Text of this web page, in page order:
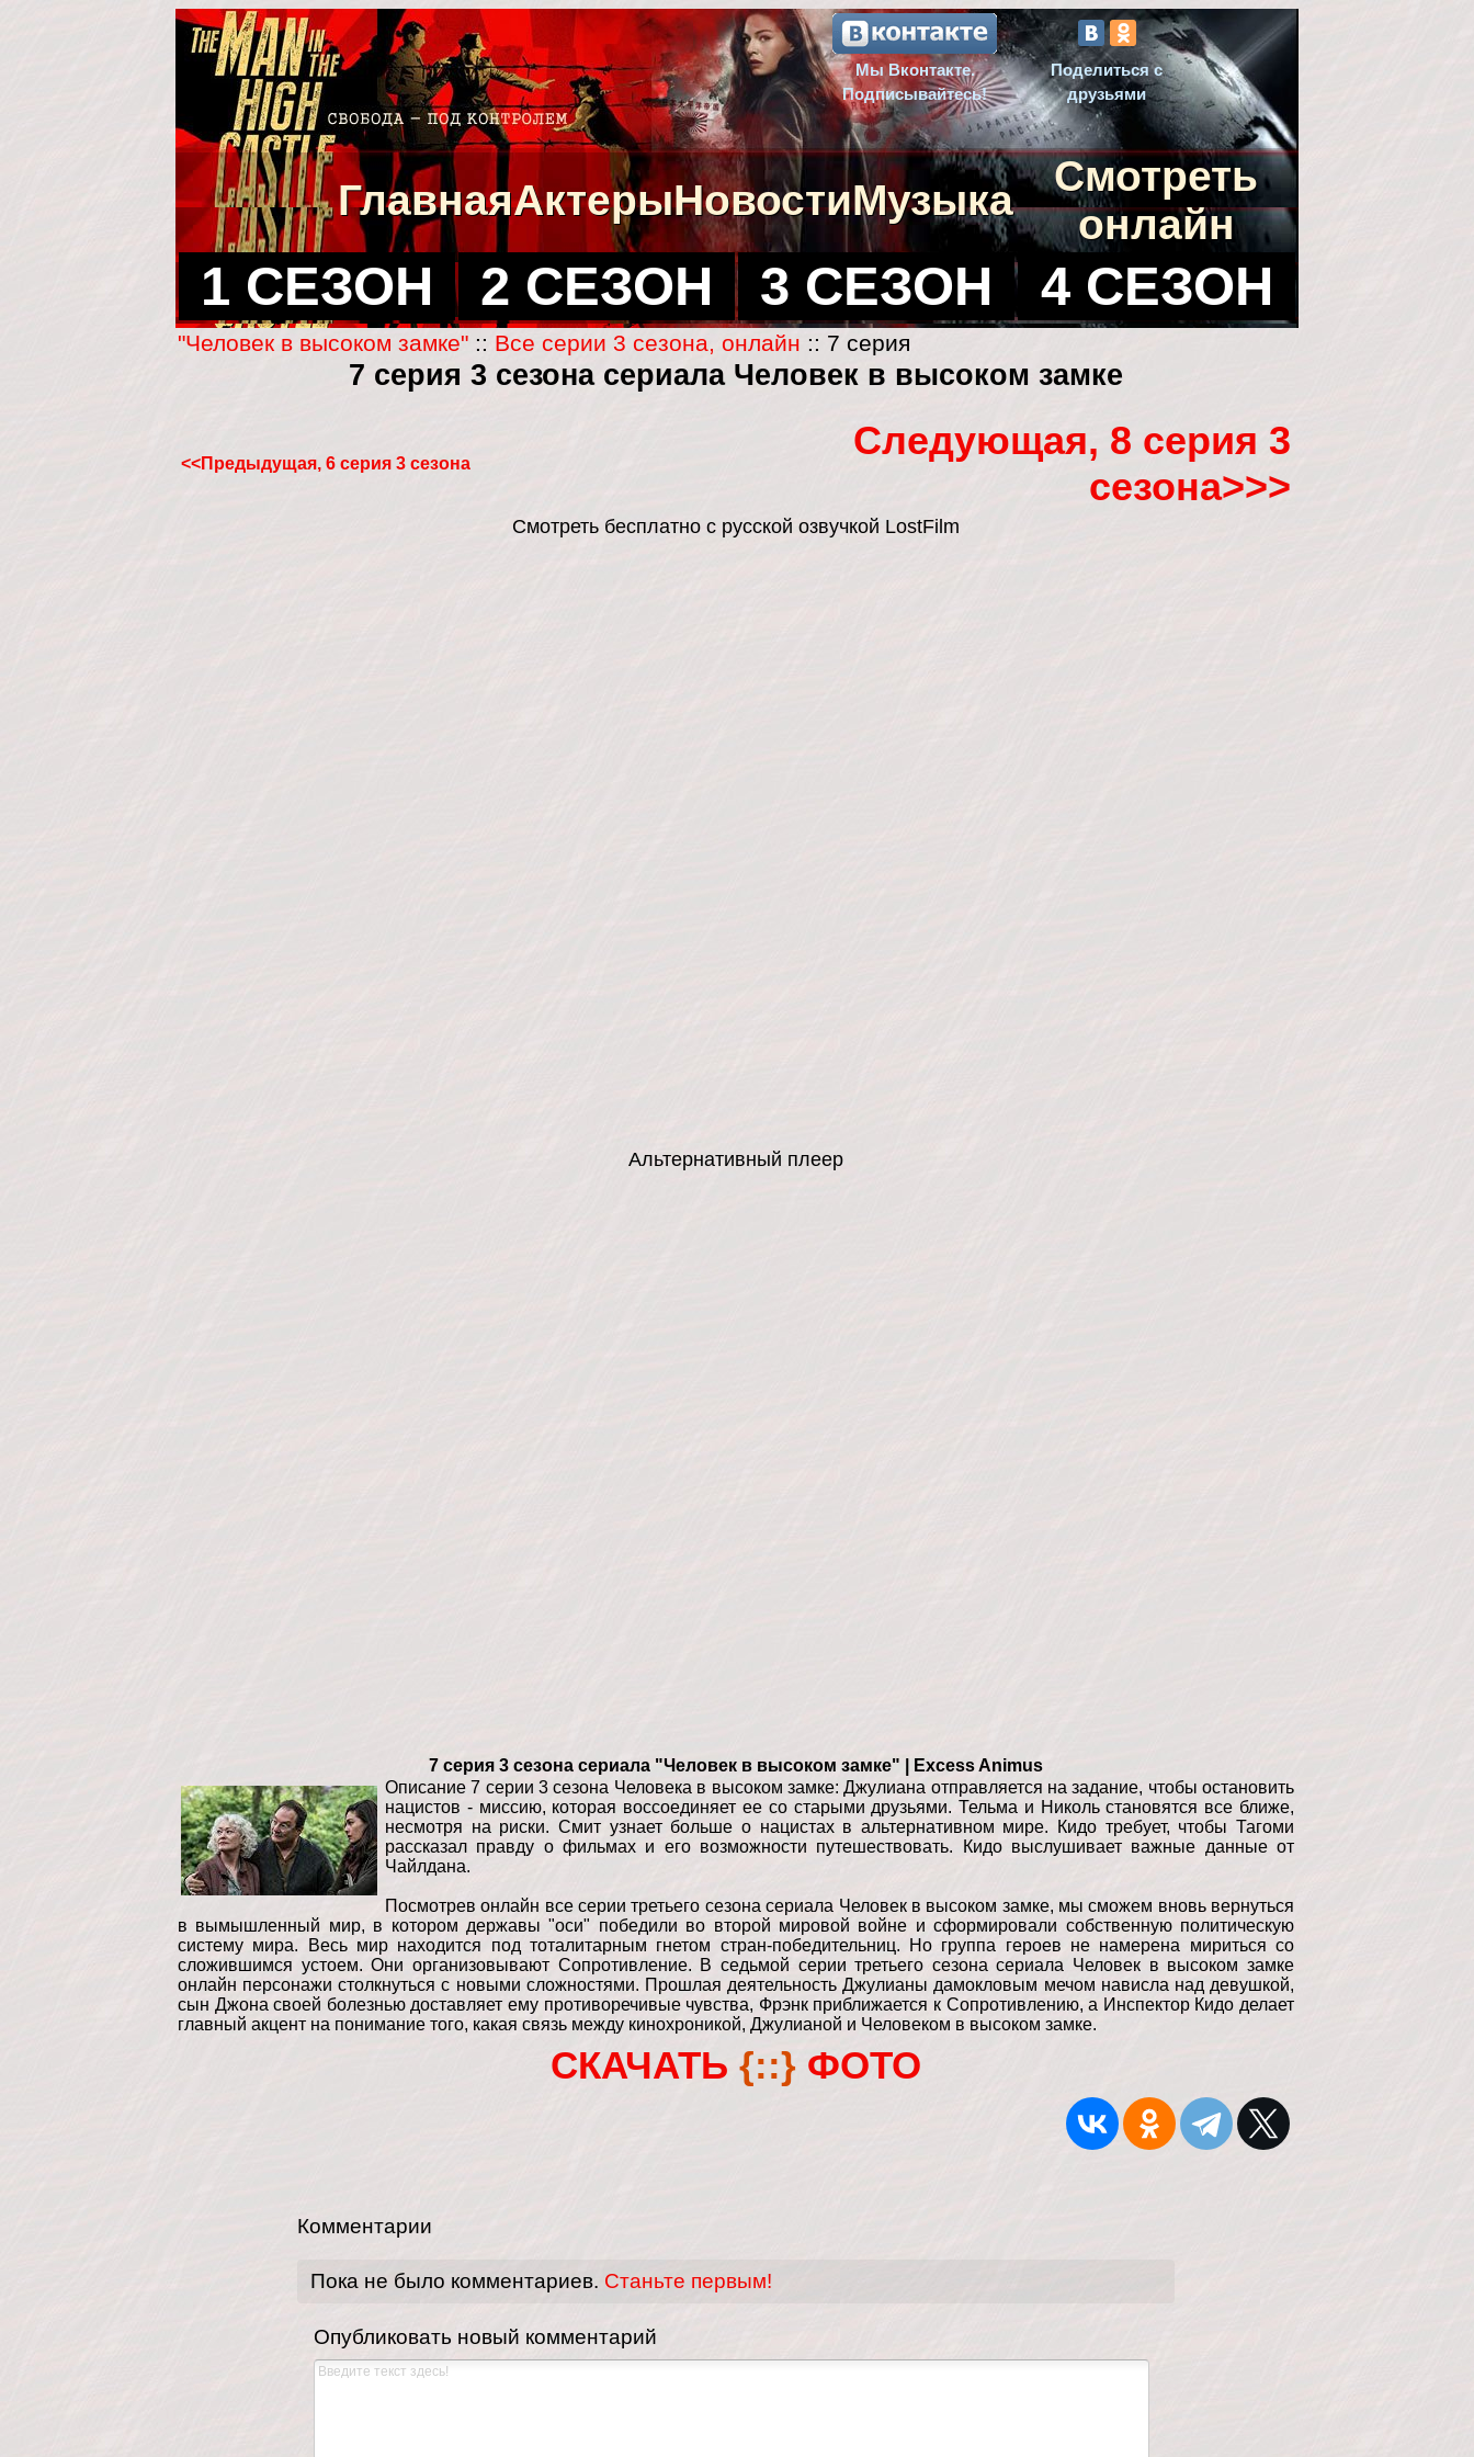
Мы Вконтакте.
Подписывайтесь!
Поделиться с
друзьями
ГлавнаяАктерыНовостиМузыка
Смотреть
онлайн
1 СЕЗОН 2 СЕЗОН 3 СЕЗОН 4 СЕЗОН
"Человек в высоком замке" :: Все серии 3 сезона, онлайн :: 7 серия
7 серия 3 сезона сериала Человек в высоком замке
<<Предыдущая, 6 серия 3 сезона
Следующая, 8 серия 3
сезона>>>
Смотреть бесплатно с русской озвучкой LostFilm
Альтернативный плеер
7 серия 3 сезона сериала "Человек в высоком замке" | Excess Animus
Описание 7 серии 3 сезона Человека в высоком замке: Джулиана отправляется на задание, чтобы остановить
нацистов - миссию, которая воссоединяет ее со старыми друзьями. Тельма и Николь становятся все ближе,
несмотря на риски. Смит узнает больше о нацистах в альтернативном мире. Кидо требует, чтобы Тагоми
рассказал правду о фильмах и его возможности путешествовать. Кидо выслушивает важные данные от
Чайлдана.
Посмотрев онлайн все серии третьего сезона сериала Человек в высоком замке, мы сможем вновь вернуться
в вымышленный мир, в котором державы "оси" победили во второй мировой войне и сформировали собственную политическую
систему мира. Весь мир находится под тоталитарным гнетом стран-победительниц. Но группа героев не намерена мириться со
сложившимся устоем. Они организовывают Сопротивление. В седьмой серии третьего сезона сериала Человек в высоком замке
онлайн персонажи столкнуться с новыми сложностями. Прошлая деятельность Джулианы дамокловым мечом нависла над девушкой,
сын Джона своей болезнью доставляет ему противоречивые чувства, Фрэнк приближается к Сопротивлению, а Инспектор Кидо делает
главный акцент на понимание того, какая связь между кинохроникой, Джулианой и Человеком в высоком замке.
СКАЧАТЬ {::} ФОТО
Комментарии
Пока не было комментариев. Станьте первым!
Опубликовать новый комментарий